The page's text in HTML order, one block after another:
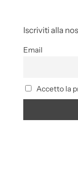
Iscriviti alla
Email
Accetto la